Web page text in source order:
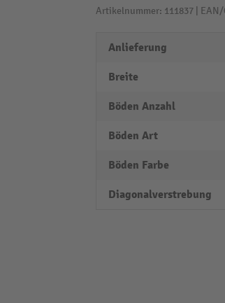
Artikelnummer: 111837 | EAN/
Anlieferung
Breite
Böden Anzahl
Böden Art
Böden Farbe
Diagonalverstrebung